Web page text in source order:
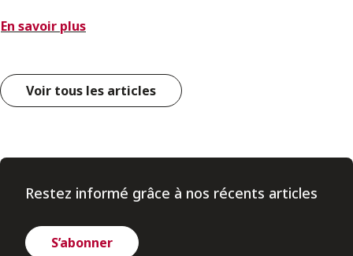
En savoir plus
Voir tous les articles
Restez informé grâce à nos récents articles
S’abonner